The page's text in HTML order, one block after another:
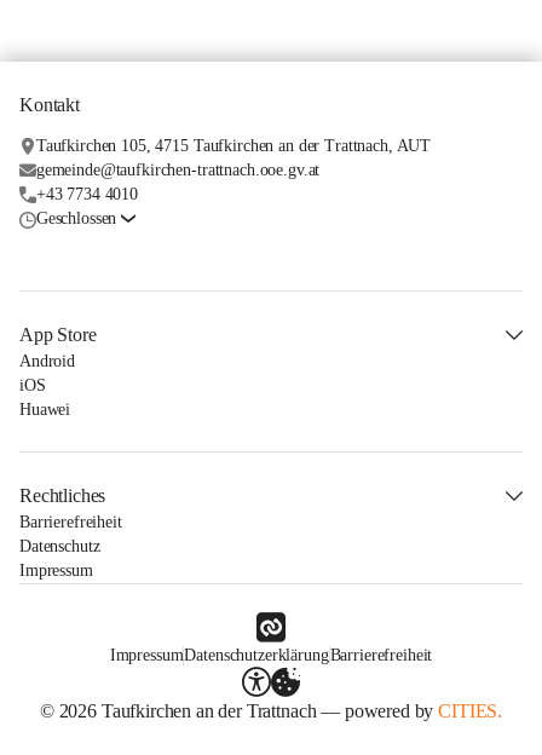
Kontakt
Taufkirchen 105, 4715 Taufkirchen an der Trattnach, AUT
gemeinde@taufkirchen-trattnach.ooe.gv.at
+43 7734 4010
Geschlossen
App Store
Android
iOS
Huawei
Rechtliches
Barrierefreiheit
Datenschutz
Impressum
ImpressumDatenschutzerklärungBarrierefreiheit
© 2026 Taufkirchen an der Trattnach — powered byCITIES.